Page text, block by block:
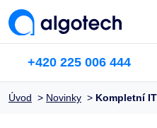
+420 225 006 444
Úvod > Novinky > Kompletní